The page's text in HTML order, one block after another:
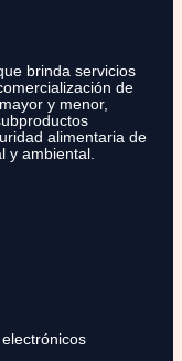
brinda servicios
de
y menor,
alimentaria de
y ambiental.